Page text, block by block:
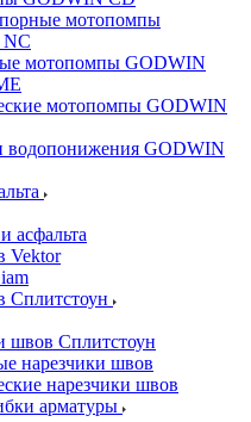
мотопомпы
мотопомпы GODWIN
мотопомпы GODWIN
водопонижения GODWIN
асфальта
Vektor
Сплитстоун
швов Сплитстоун
нарезчики швов
нарезчики швов
арматуры